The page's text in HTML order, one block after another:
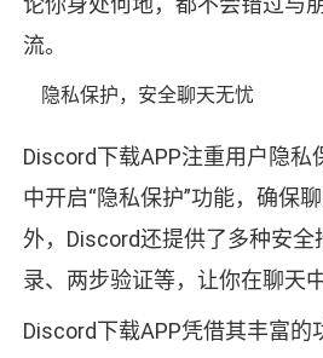
流。
隐私保护，安全聊天无忧
Discord下载APP注重用户隐私
中开启“隐私保护”功能，确保
外，Discord还提供了多种安
录、两步验证等，让你在聊天
Discord下载APP凭借其丰富的